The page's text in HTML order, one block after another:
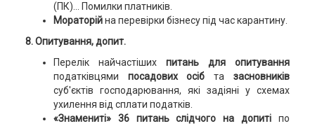
(ПК)... Помилки платників.
Мораторійна перевірки бізнесу під час карантину.
8. Опитування, допит.
Перелік найчастіших питань для опитування
податківцями посадових осібтазасновників
суб'єктів господарювання, які задіяні у схемах
ухилення від сплати податків.
«Знамениті» 36 питань слідчого на допиті по